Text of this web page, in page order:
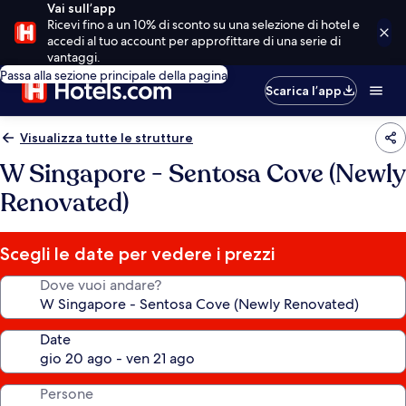
Vai sull’app
Ricevi fino a un 10% di sconto su una selezione di hotel e
accedi al tuo account per approfittare di una serie di
vantaggi.
Passa alla sezione principale della pagina
Scarica l’app
Visualizza tutte le strutture
W Singapore - Sentosa Cove (Newly
Renovated)
Scegli le date per vedere i prezzi
Dove vuoi andare?
Date
Persone